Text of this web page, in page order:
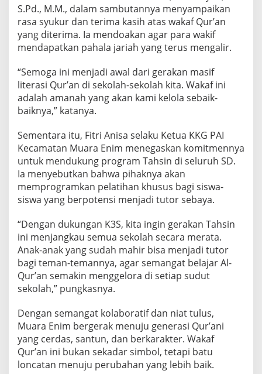
S.Pd., M.M., dalam sambutannya menyampaikan
rasa syukur dan terima kasih atas wakaf Qur’an
yang diterima. Ia mendoakan agar para wakif
mendapatkan pahala jariah yang terus mengalir.
“Semoga ini menjadi awal dari gerakan masif
literasi Qur’an di sekolah-sekolah kita. Wakaf ini
adalah amanah yang akan kami kelola sebaik-
baiknya,” katanya.
Sementara itu, Fitri Anisa selaku Ketua KKG PAI
Kecamatan Muara Enim menegaskan komitmennya
untuk mendukung program Tahsin di seluruh SD.
Ia menyebutkan bahwa pihaknya akan
memprogramkan pelatihan khusus bagi siswa-
siswa yang berpotensi menjadi tutor sebaya.
“Dengan dukungan K3S, kita ingin gerakan Tahsin
ini menjangkau semua sekolah secara merata.
Anak-anak yang sudah mahir bisa menjadi tutor
bagi teman-temannya, agar semangat belajar Al-
Qur’an semakin menggelora di setiap sudut
sekolah,” pungkasnya.
Dengan semangat kolaboratif dan niat tulus,
Muara Enim bergerak menuju generasi Qur’ani
yang cerdas, santun, dan berkarakter. Wakaf
Qur’an ini bukan sekadar simbol, tetapi batu
loncatan menuju perubahan yang lebih baik.